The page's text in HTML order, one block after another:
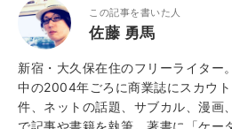
この記事を書いた人
佐藤 勇馬
新宿・大久保在住のフリーライター
中の2004年ごろに商業誌にスカウ
件、ネットの話題、サブカル、漫画